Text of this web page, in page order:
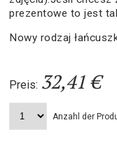
prezentowe to jest
Nowy rodzaj
Preis: 32,41 €
Anzahl der